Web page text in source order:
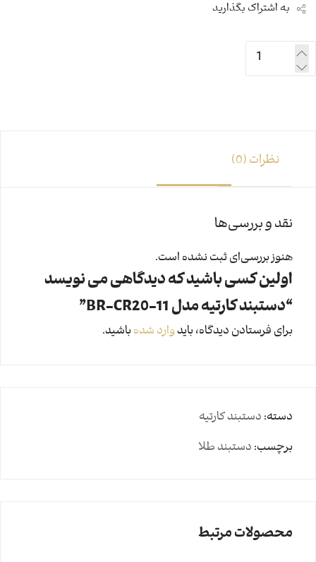
به اشتراک بگذارید
نظرات (0)
نقد و بررسی‌ها
هنوز بررسی‌ای ثبت نشده است.
اولین کسی باشید که دیدگاهی می نویسد
“دستبند کارتیه مدل BR-CR20-11”
برای فرستادن دیدگاه، بایدوارد شده باشید.
دسته: دستبند کارتیه
برچسب: دستبند طلا
محصولات مرتبط